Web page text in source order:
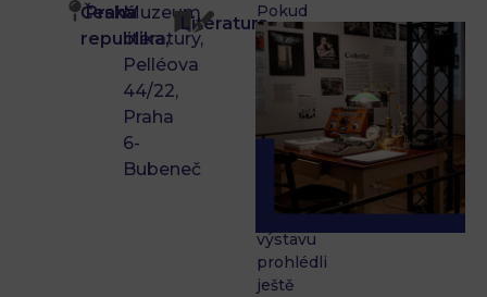
Česká
republika,
PrahaMuzeum
literatury,
Pelléova
44/22,
Praha
6-
Bubeneč
Literatura
Pokud
jste
nestihli
dorazit
vernisáž
(nebo
byste
rádi
výstavu
prohlédli
ještě